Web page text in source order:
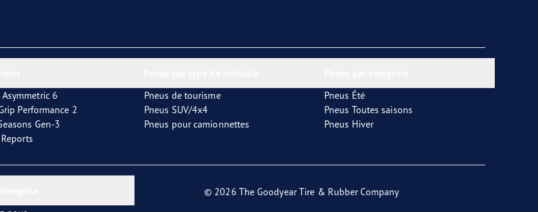
Asymmetric 6
Performance 2
Gen-3
Pneus de tourisme
Pneus SUV/4x4
Pneus pour camionnettes
Pneus Été
Pneus Toutes saisons
Pneus Hiver
© 2026 The Goodyear Tire & Rubber Company